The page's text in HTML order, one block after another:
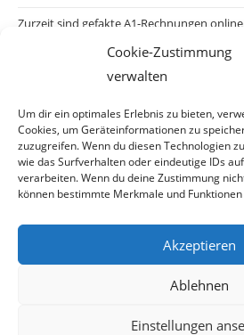
Cookie-Zustimmung
verwalten
Um dir ein optimales Erlebnis zu bieten,
Cookies, um Geräteinformationen zu
zuzugreifen. Wenn du diesen Technologien
wie das Surfverhalten oder eindeutige IDs
verarbeiten. Wenn du deine Zustimmung
können bestimmte Merkmale und
Akzeptieren
Ablehnen
Einstellungen
Zurzeit sind gefakte A1-Rechnungen
Salzburgs Juden und ihre Sicherheit:
die Gefahr endlich konkret!“
Biologisches Wunder in Ceuta
Ein vermeintliches Abschiebemärchen
Archiv